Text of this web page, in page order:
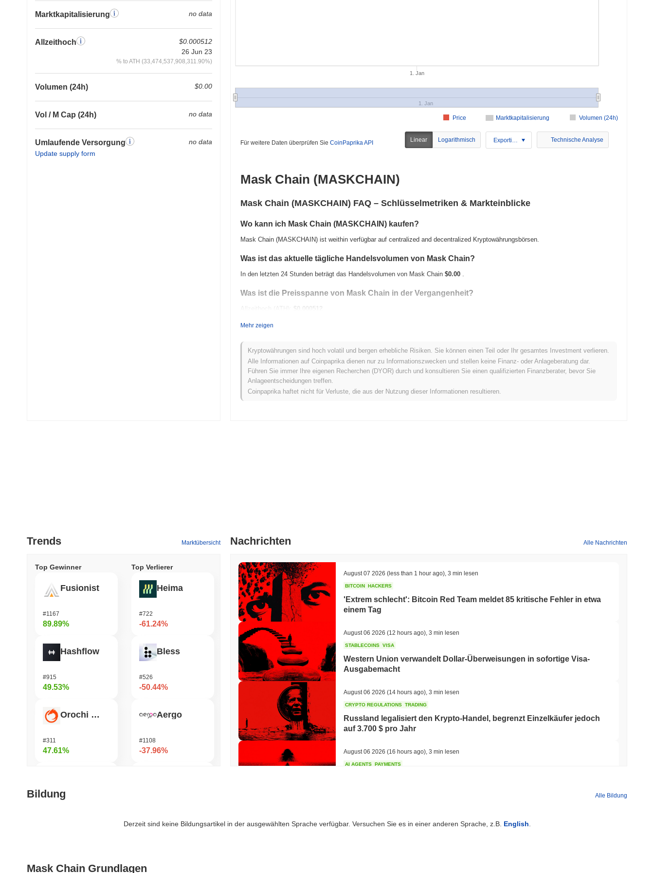
Marktkapitalisierung no data
Allzeithoch
$0.000512
26 Jun 23
% to ATH (33,474,537,908,311.90%)
Volumen (24h) $0.00
Vol / M Cap (24h) no data
Umlaufende Versorgung
Update supply form
no data
Marktkapitalisierung Volumen (24h)
Price
1. Jan
1. Jan
Für weitere Daten überprüfen Sie CoinPaprika API Linear Logarithmisch Exportieren Technische Analyse
Mask Chain (MASKCHAIN)
Mask Chain (MASKCHAIN) FAQ – Schlüsselmetriken & Markteinblicke
Wo kann ich Mask Chain (MASKCHAIN) kaufen?
Mask Chain (MASKCHAIN) ist weithin verfügbar auf centralized and decentralized Kryptowährungsbörsen.
Was ist das aktuelle tägliche Handelsvolumen von Mask Chain?
In den letzten 24 Stunden beträgt das Handelsvolumen von Mask Chain $0.00 .
Was ist die Preisspanne von Mask Chain in der Vergangenheit?
Allzeithoch (ATH):
$0.000512
Wie schneidet Mask Chain im Vergleich zum breiteren Kryptomarkt ab?
In den letzten 7 Tagen ist Mask Chain um0.00%gestiegen und übertraf damit den gesamten Kryptomarkt der einen Rückgang von
0.82%verzeichnete. Dies deutet auf eine starke Performance der Preisentwicklung von MASKCHAIN im Vergleich zur breiteren
Marktdynamik hin.
Mehr zeigen
Kryptowährungen sind hoch volatil und bergen erhebliche Risiken. Sie können einen Teil oder Ihr gesamtes Investment verlieren.
Alle Informationen auf Coinpaprika dienen nur zu Informationszwecken und stellen keine Finanz- oder Anlageberatung dar.
Führen Sie immer Ihre eigenen Recherchen (DYOR) durch und konsultieren Sie einen qualifizierten Finanzberater, bevor Sie
Anlageentscheidungen treffen.
Coinpaprika haftet nicht für Verluste, die aus der Nutzung dieser Informationen resultieren.
Trends Marktübersicht
Top Gewinner
Fusionist
#1167
89.89%
Hashflow
#915
49.53%
Orochi Network
#311
47.61%
#381
Top Verlierer
Heima
#722
-61.24%
Bless
#526
-50.44%
Aergo
#1108
-37.96%
#700
Nachrichten Alle Nachrichten
August 07 2026 (less than 1 hour ago) 3 min lesen
BITCOIN HACKERS
'Extrem schlecht': Bitcoin Red Team meldet 85 kritische Fehler in etwa
einem Tag
August 06 2026 (12 hours ago) 3 min lesen
STABLECOINS VISA
Western Union verwandelt Dollar-Überweisungen in sofortige Visa-
Ausgabemacht
August 06 2026 (14 hours ago) 3 min lesen
CRYPTO REGULATIONS TRADING
Russland legalisiert den Krypto-Handel, begrenzt Einzelkäufer jedoch
auf 3.700 $ pro Jahr
August 06 2026 (16 hours ago) 3 min lesen
AI AGENTS PAYMENTS
BITCOIN HACKERS
Bildung Alle Bildung
Derzeit sind keine Bildungsartikel in der ausgewählten Sprache verfügbar. Versuchen Sie es in einer anderen Sprache, z.B. English
Mask Chain Grundlagen